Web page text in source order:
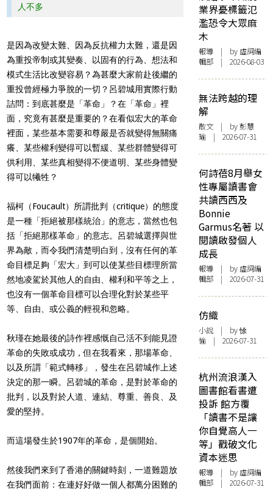
人不多
是因為改變太難、因為反抗權力太難，還是因
為重投帝制或其變奏、以固有的行為、想法和
模式生活比改變容易？為甚麼大家前赴後繼的
重投曾經極力爭脫的一切？呂碧城用實際行動
詰問：到底甚麼是「革命」？在「革命」裡
面，究竟有甚麼是重要的？在看似宏大的革命
裡面，某些基本需要和尊嚴是否就變得無關痛
癢、某些權利變得可以暫緩、某些群體變得可
供利用、某些真相變得不便道明、某些身體變
得可以犧牲？
福柯（Foucault）所謂批判（critique）的態度
是一種「拒絕被那樣統治」的意志，當然也包
括「拒絕那樣革命」的意志。呂碧城選擇與世
界為敵，而令我們清楚明白到，沒有任何的革
命目標足夠「宏大」到可以使某些目標理所當
然地凌駕於其他人的自由、權利和平等之上，
也沒有一個革命目標可以合理化對於某些平
等、自由、或公義的輕視和忽略。
秋瑾在她最後的詩作裡感慨自己活不到能見證
革命的失敗或成功，但在我看來，那場革命、
以及所謂「範式轉移」，發生在呂碧城作上述
決定的那一瞬。呂碧城的革命，是對於革命的
批判，以及對於人道、連結、尊重、善良、及
愛的堅持。
而這場發生於1907年的革命，是個開始。
然後我們來到了香港的關鍵時刻，一道難題放
在我們面前：在連好好做一個人都萬分困難的
業界憂標籤氾
濫恐令大眾麻
木
報導 | by 虛詞編
輯部 | 2026-08-03
無法跨越的理
解
散文 | by 彭慧
瑜 | 2026-07-31
何詩蓓8月舉女
性專屬讀書會
共讀西西及
Bonnie
Garmus名著 以
閱讀啟發個人
成長
報導 | by 虛詞編
輯部 | 2026-07-31
仿織
小說 | by 悇
愉 | 2026-07-31
杭州流浪漢入
圖書館看書遭
投訴 館方覆
「讀書不是讓
你自覺高人一
等」戳破文化
資本迷思
報導 | by 虛詞編
輯部 | 2026-07-31